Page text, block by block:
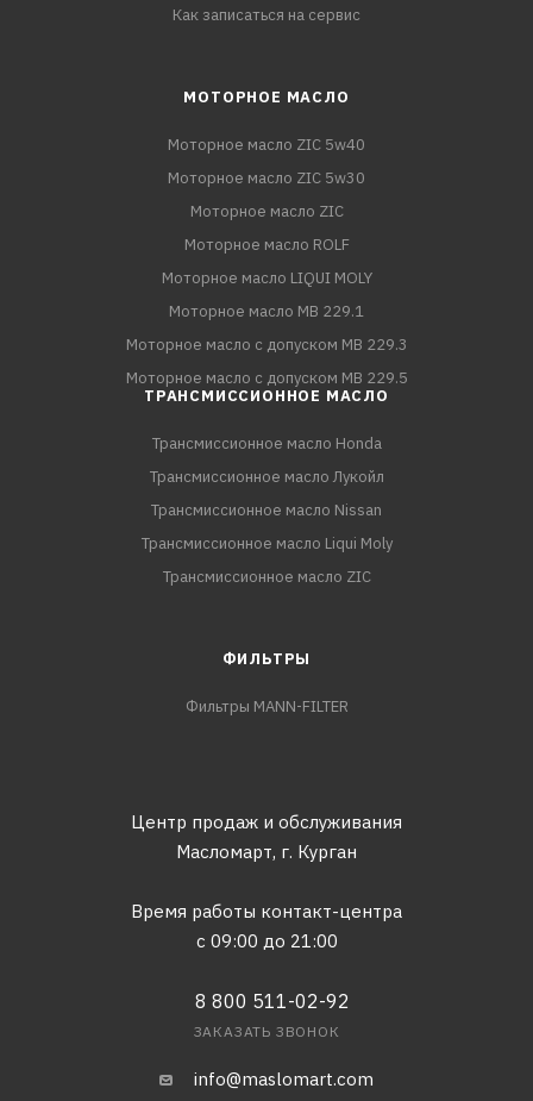
Как записаться на сервис
МОТОРНОЕ МАСЛО
Моторное масло ZIC 5w40
Моторное масло ZIC 5w30
Моторное масло ZIC
Моторное масло ROLF
Моторное масло LIQUI MOLY
Моторное масло MB 229.1
Моторное масло с допуском MB 229.3
Моторное масло с допуском MB 229.5
ТРАНСМИССИОННОЕ МАСЛО
Трансмиссионное масло Honda
Трансмиссионное масло Лукойл
Трансмиссионное масло Nissan
Трансмиссионное масло Liqui Moly
Трансмиссионное масло ZIC
ФИЛЬТРЫ
Фильтры MANN-FILTER
Центр продаж и обслуживания
Масломарт, г. Курган
Время работы контакт-центра
с 09:00 до 21:00
8 800 511-02-92
ЗАКАЗАТЬ ЗВОНОК
info@maslomart.com